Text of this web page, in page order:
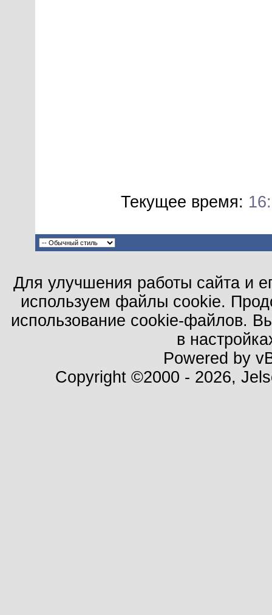
Текущее время:
Для улучшения работы сайта и
используем файлы cookie.
использование cookie-файлов.
в
Powered by
Copyright ©2000 - 2026,